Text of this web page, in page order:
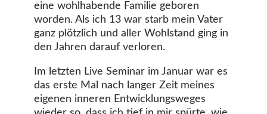
eine wohlhabende Familie geboren
worden. Als ich 13 war starb mein Vater
ganz plötzlich und aller Wohlstand ging in
den Jahren darauf verloren.
Im letzten Live Seminar im Januar war es
das erste Mal nach langer Zeit meines
eigenen inneren Entwicklungsweges